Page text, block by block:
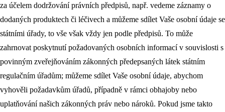
za účelem dodržování právních předpisů, např. vedeme záznamy o
dodaných produktech či léčivech a můžeme sdílet Vaše osobní údaje se
státními úřady, to vše však vždy jen podle předpisů. To může
zahrnovat poskytnutí požadovaných osobních informací v souvislosti s
povinným zveřejňováním zákonných předepsaných látek státním
regulačním úřadům; můžeme sdílet Vaše osobní údaje, abychom
vyhověli požadavkům úřadů, případně v rámci obhajoby nebo
uplatňování našich zákonných práv nebo nároků. Pokud jsme takto